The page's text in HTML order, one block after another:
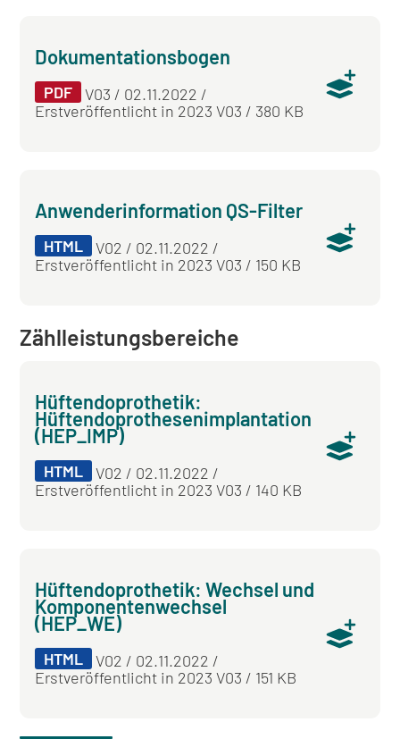
Dokumentationsbogen
PDF
V03 / 02.11.2022 /
Erstveröffentlicht in 2023 V03 / 380 KB
Anwenderinformation QS-Filter
HTML
V02 / 02.11.2022 /
Erstveröffentlicht in 2023 V03 / 150 KB
Zählleistungsbereiche
Hüftendoprothetik:
Hüftendoprothesenimplantation
(HEP_IMP)
HTML
V02 / 02.11.2022 /
Erstveröffentlicht in 2023 V03 / 140 KB
Hüftendoprothetik: Wechsel und
Komponentenwechsel
(HEP_WE)
HTML
V02 / 02.11.2022 /
Erstveröffentlicht in 2023 V03 / 151 KB